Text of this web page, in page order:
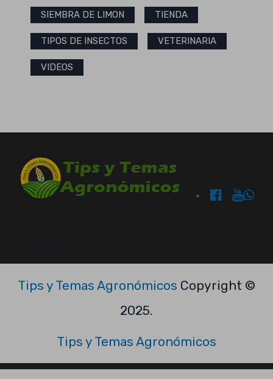
SIEMBRA DE LIMON TIENDA
TIPOS DE INSECTOS VETERINARIA
VIDEOS
Tips y Temas Agronómicos Copyright ©
2025.
Tips y Temas Agronómicos